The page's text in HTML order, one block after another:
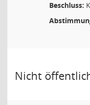
Beschluss:
Nicht